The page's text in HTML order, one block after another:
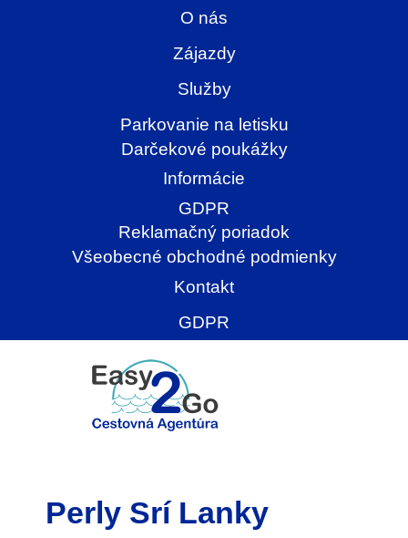
O nás
Zájazdy
Služby
Parkovanie na letisku
Darčekové poukážky
Informácie
GDPR
Reklamačný poriadok
Všeobecné obchodné podmienky
Kontakt
GDPR
Perly Srí Lanky